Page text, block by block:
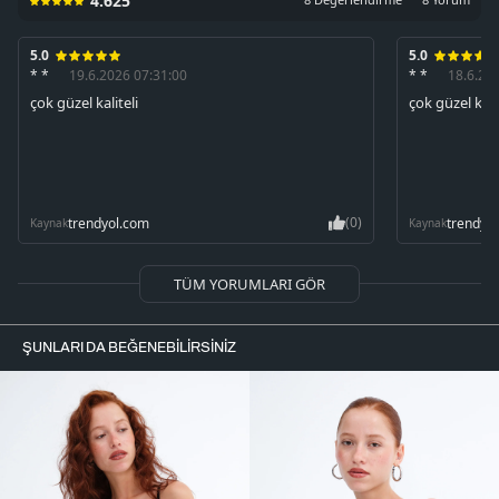
5.0
* *
19.6.2026 07:31:00
çok güzel kaliteli
Kaynaktrendyol.com (0)
5.0
* *
çok güzel
Kaynak
TÜM YORUMLARI GÖR
ŞUNLARI DA BEĞENEBILIRSINIZ